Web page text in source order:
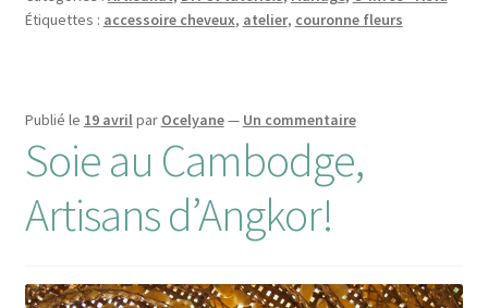
Étiquettes : accessoire cheveux, atelier, couronne fleurs
Publié le 19 avrilpar Ocelyane— Un commentaire
Soie au Cambodge,
Artisans d’Angkor!